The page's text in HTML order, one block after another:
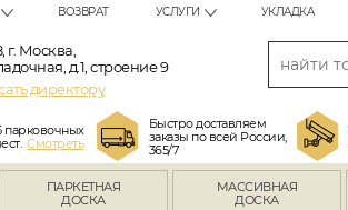
ВОЗВРАТ УСЛУГИ УКЛАДКА
г. Москва,
д.1, строение 9
директору
парковочных
Смотреть
Быстро доставляем
заказы по всей России,
365/7
ПАРКЕТНАЯ
ДОСКА
МАССИВНАЯ
ДОСКА